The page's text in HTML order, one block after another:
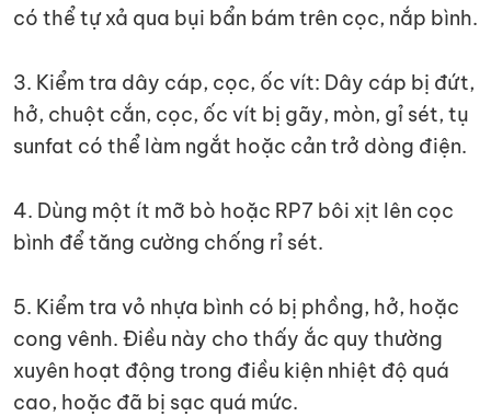
có thể tự xả qua bụi bẩn bám trên cọc, nắp bình.
3. Kiểm tra dây cáp, cọc, ốc vít: Dây cáp bị đứt,
hở, chuột cắn, cọc, ốc vít bị gãy, mòn, gỉ sét, tụ
sunfat có thể làm ngắt hoặc cản trở dòng điện.
4. Dùng một ít mỡ bò hoặc RP7 bôi xịt lên cọc
bình để tăng cường chống rỉ sét.
5. Kiểm tra vỏ nhựa bình có bị phồng, hở, hoặc
cong vênh. Điều này cho thấy ắc quy thường
xuyên hoạt động trong điều kiện nhiệt độ quá
cao, hoặc đã bị sạc quá mức.